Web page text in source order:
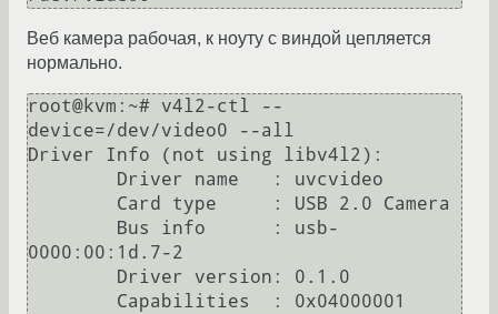
Веб камера рабочая, к ноуту с виндой цепляется
нормально.
root@kvm:~# v4l2-ctl --
device=/dev/video0 --all
Driver Info (not using libv4l2):
0000:00:1d.7-2